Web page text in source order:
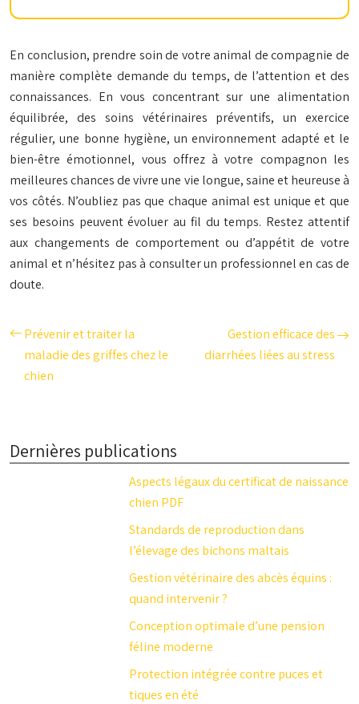
En conclusion, prendre soin de votre animal de compagnie de
manière complète demande du temps, de l’attention et des
connaissances. En vous concentrant sur une alimentation
équilibrée, des soins vétérinaires préventifs, un exercice
régulier, une bonne hygiène, un environnement adapté et le
bien-être émotionnel, vous offrez à votre compagnon les
meilleures chances de vivre une vie longue, saine et heureuse à
vos côtés. N’oubliez pas que chaque animal est unique et que
ses besoins peuvent évoluer au fil du temps. Restez attentif
aux changements de comportement ou d’appétit de votre
animal et n’hésitez pas à consulter un professionnel en cas de
doute.
Prévenir et traiter la
maladie des griffes chez le
chien
Gestion efficace des
diarrhées liées au stress
Dernières publications
Aspects légaux du certificat de naissance
chien PDF
Standards de reproduction dans
l’élevage des bichons maltais
Gestion vétérinaire des abcès équins :
quand intervenir ?
Conception optimale d’une pension
féline moderne
Protection intégrée contre puces et
tiques en été